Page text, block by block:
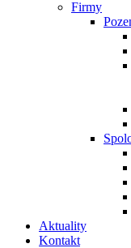
Firmy
Aktuality
Kontakt